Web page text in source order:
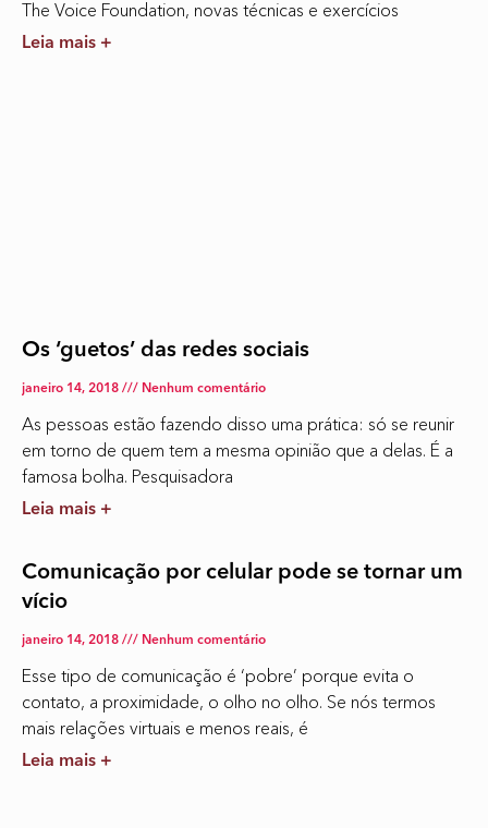
The Voice Foundation, novas técnicas e exercícios
Leia mais +
Os ‘guetos’ das redes sociais
janeiro 14, 2018 Nenhum comentário
As pessoas estão fazendo disso uma prática: só se reunir
em torno de quem tem a mesma opinião que a delas. É a
famosa bolha. Pesquisadora
Leia mais +
Comunicação por celular pode se tornar um
vício
janeiro 14, 2018 Nenhum comentário
Esse tipo de comunicação é ‘pobre’ porque evita o
contato, a proximidade, o olho no olho. Se nós termos
mais relações virtuais e menos reais, é
Leia mais +